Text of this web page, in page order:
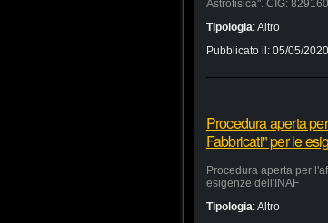
Astrofisica". CIG:
Tipologia:Altro
Pubblicato il: 05/05/2020
Procedura aperta
Fabbricati" per le
Procedura aperta per
esigenze dell'INAF
Tipologia:Altro